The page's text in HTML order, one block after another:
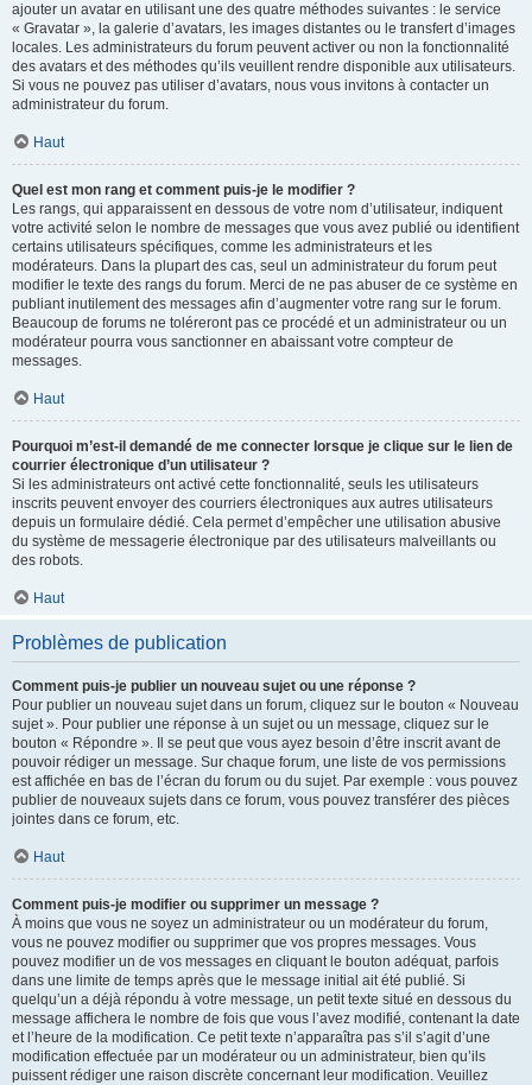
ajouter un avatar en utilisant une des quatre méthodes suivantes : le service
« Gravatar », la galerie d’avatars, les images distantes ou le transfert d’images
locales. Les administrateurs du forum peuvent activer ou non la fonctionnalité
des avatars et des méthodes qu’ils veuillent rendre disponible aux utilisateurs.
Si vous ne pouvez pas utiliser d’avatars, nous vous invitons à contacter un
administrateur du forum.
Haut
Quel est mon rang et comment puis-je le modifier ?
Les rangs, qui apparaissent en dessous de votre nom d’utilisateur, indiquent
votre activité selon le nombre de messages que vous avez publié ou identifient
certains utilisateurs spécifiques, comme les administrateurs et les
modérateurs. Dans la plupart des cas, seul un administrateur du forum peut
modifier le texte des rangs du forum. Merci de ne pas abuser de ce système en
publiant inutilement des messages afin d’augmenter votre rang sur le forum.
Beaucoup de forums ne toléreront pas ce procédé et un administrateur ou un
modérateur pourra vous sanctionner en abaissant votre compteur de
messages.
Haut
Pourquoi m’est-il demandé de me connecter lorsque je clique sur le lien de
courrier électronique d’un utilisateur ?
Si les administrateurs ont activé cette fonctionnalité, seuls les utilisateurs
inscrits peuvent envoyer des courriers électroniques aux autres utilisateurs
depuis un formulaire dédié. Cela permet d’empêcher une utilisation abusive
du système de messagerie électronique par des utilisateurs malveillants ou
des robots.
Haut
Problèmes de publication
Comment puis-je publier un nouveau sujet ou une réponse ?
Pour publier un nouveau sujet dans un forum, cliquez sur le bouton « Nouveau
sujet ». Pour publier une réponse à un sujet ou un message, cliquez sur le
bouton « Répondre ». Il se peut que vous ayez besoin d’être inscrit avant de
pouvoir rédiger un message. Sur chaque forum, une liste de vos permissions
est affichée en bas de l’écran du forum ou du sujet. Par exemple : vous pouvez
publier de nouveaux sujets dans ce forum, vous pouvez transférer des pièces
jointes dans ce forum, etc.
Haut
Comment puis-je modifier ou supprimer un message ?
À moins que vous ne soyez un administrateur ou un modérateur du forum,
vous ne pouvez modifier ou supprimer que vos propres messages. Vous
pouvez modifier un de vos messages en cliquant le bouton adéquat, parfois
dans une limite de temps après que le message initial ait été publié. Si
quelqu’un a déjà répondu à votre message, un petit texte situé en dessous du
message affichera le nombre de fois que vous l’avez modifié, contenant la date
et l’heure de la modification. Ce petit texte n’apparaîtra pas s’il s’agit d’une
modification effectuée par un modérateur ou un administrateur, bien qu’ils
puissent rédiger une raison discrète concernant leur modification. Veuillez